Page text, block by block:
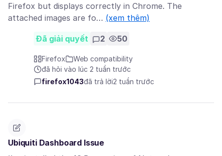
Firefox but displays correctly in Chrome. The
attached images are fo… (xem thêm)
Đã giải quyết 2 50
Firefox
Web compatibility
đã hỏi vào lúc 2 tuần trước
firefox1043đã trả lời2 tuần trước
Ubiquiti Dashboard Issue